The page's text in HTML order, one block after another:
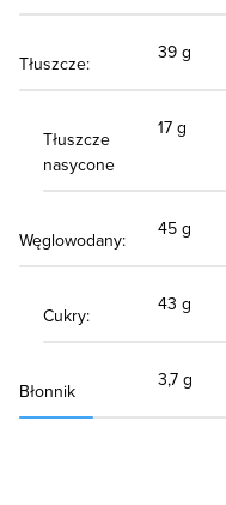
Tłuszcze:
39 g
Tłuszcze
nasycone
17 g
Węglowodany:
45 g
Cukry:
43 g
Błonnik
3,7 g